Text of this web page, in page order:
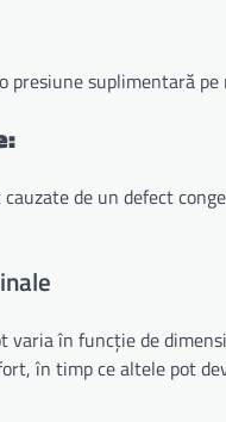
presiune suplimentară
de un defect
în funcție de
în timp ce altele pot